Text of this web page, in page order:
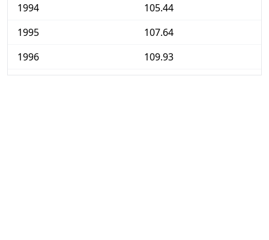
1994
105.44
1995
107.64
1996
109.93